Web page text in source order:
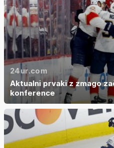
24ur.com
Aktualni prvaki z zmago
konference